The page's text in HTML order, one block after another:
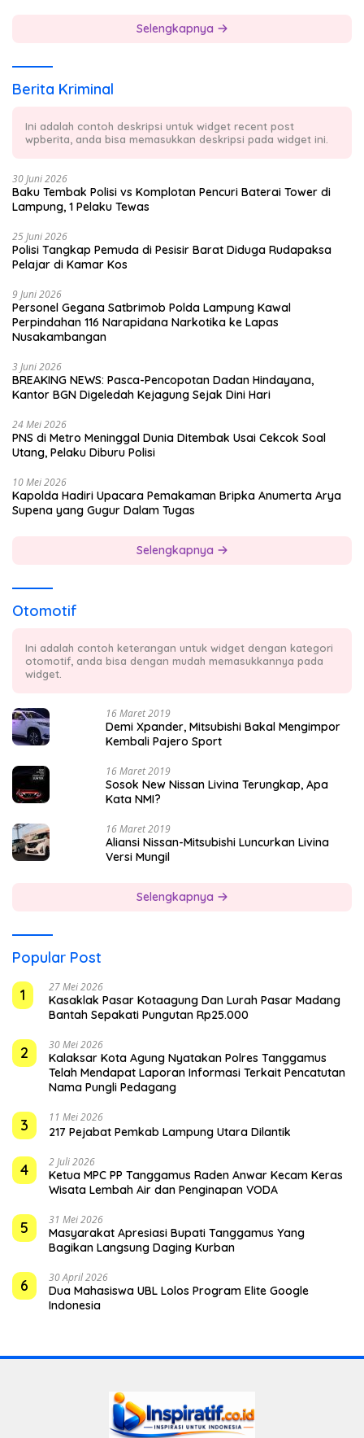
Selengkapnya
Berita Kriminal
Ini adalah contoh deskripsi untuk widget recent post
wpberita, anda bisa memasukkan deskripsi pada widget ini.
30 Juni 2026
Baku Tembak Polisi vs Komplotan Pencuri Baterai Tower di
Lampung, 1 Pelaku Tewas
25 Juni 2026
Polisi Tangkap Pemuda di Pesisir Barat Diduga Rudapaksa
Pelajar di Kamar Kos
9 Juni 2026
Personel Gegana Satbrimob Polda Lampung Kawal
Perpindahan 116 Narapidana Narkotika ke Lapas
Nusakambangan
3 Juni 2026
BREAKING NEWS: Pasca-Pencopotan Dadan Hindayana,
Kantor BGN Digeledah Kejagung Sejak Dini Hari
24 Mei 2026
PNS di Metro Meninggal Dunia Ditembak Usai Cekcok Soal
Utang, Pelaku Diburu Polisi
10 Mei 2026
Kapolda Hadiri Upacara Pemakaman Bripka Anumerta Arya
Supena yang Gugur Dalam Tugas
Selengkapnya
Otomotif
Ini adalah contoh keterangan untuk widget dengan kategori
otomotif, anda bisa dengan mudah memasukkannya pada
widget.
16 Maret 2019
Demi Xpander, Mitsubishi Bakal Mengimpor
Kembali Pajero Sport
16 Maret 2019
Sosok New Nissan Livina Terungkap, Apa
Kata NMI?
16 Maret 2019
Aliansi Nissan-Mitsubishi Luncurkan Livina
Versi Mungil
Selengkapnya
Popular Post
1
27 Mei 2026
Kasaklak Pasar Kotaagung Dan Lurah Pasar Madang
Bantah Sepakati Pungutan Rp25.000
2 30 Mei 2026
Kalaksar Kota Agung Nyatakan Polres Tanggamus
Telah Mendapat Laporan Informasi Terkait Pencatutan
Nama Pungli Pedagang
3 11 Mei 2026
217 Pejabat Pemkab Lampung Utara Dilantik
4 2 Juli 2026
Ketua MPC PP Tanggamus Raden Anwar Kecam Keras
Wisata Lembah Air dan Penginapan VODA
5 31 Mei 2026
Masyarakat Apresiasi Bupati Tanggamus Yang
Bagikan Langsung Daging Kurban
6 30 April 2026
Dua Mahasiswa UBL Lolos Program Elite Google
Indonesia